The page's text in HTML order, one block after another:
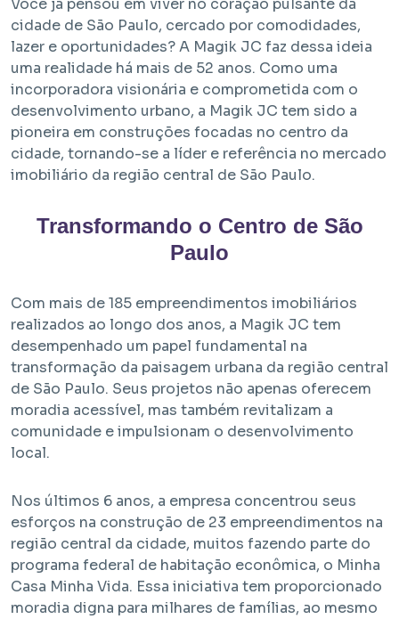
Você já pensou em viver no coração pulsante da
cidade de São Paulo, cercado por comodidades,
lazer e oportunidades? A Magik JC faz dessa ideia
uma realidade há mais de 52 anos. Como uma
incorporadora visionária e comprometida com o
desenvolvimento urbano, a Magik JC tem sido a
pioneira em construções focadas no centro da
cidade, tornando-se a líder e referência no mercado
imobiliário da região central de São Paulo.
Transformando o Centro de São
Paulo
Com mais de 185 empreendimentos imobiliários
realizados ao longo dos anos, a Magik JC tem
desempenhado um papel fundamental na
transformação da paisagem urbana da região central
de São Paulo. Seus projetos não apenas oferecem
moradia acessível, mas também revitalizam a
comunidade e impulsionam o desenvolvimento
local.
Nos últimos 6 anos, a empresa concentrou seus
esforços na construção de 23 empreendimentos na
região central da cidade, muitos fazendo parte do
programa federal de habitação econômica, o Minha
Casa Minha Vida. Essa iniciativa tem proporcionado
moradia digna para milhares de famílias, ao mesmo
Bem Viver Albuquerque Lins
Santa Cecília - São Paulo / SP
Projeto EHMP com unidades de HIS 1, HMP e R2V